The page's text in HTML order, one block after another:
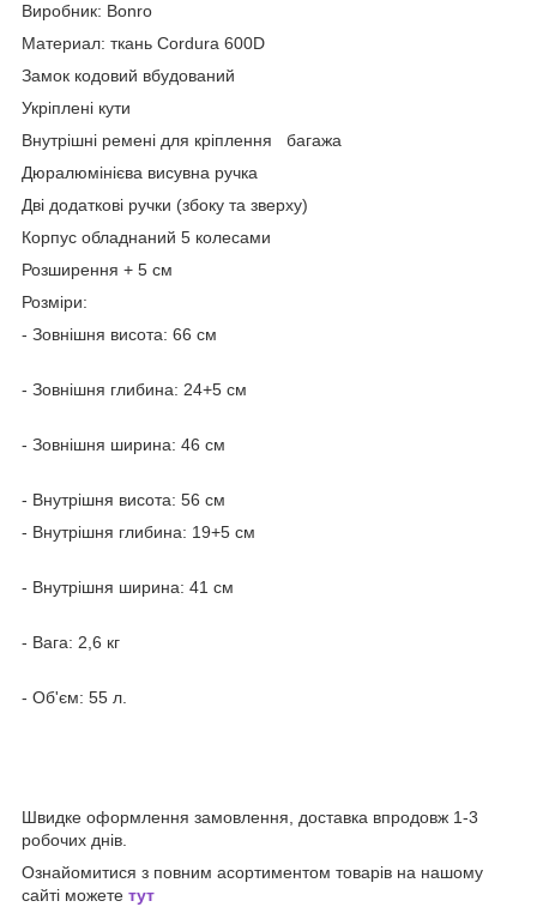
Виробник: Bonro
Материал: ткань Cordura 600D
Замок кодовий вбудований
Укріплені кути
Внутрішні ремені для кріплення багажа
Дюралюмінієва висувна ручка
Дві додаткові ручки (збоку та зверху)
Корпус обладнаний 5 колесами
Розширення + 5 см
Розміри:
- Зовнішня висота: 66 см
- Зовнішня глибина: 24+5 см
- Зовнішня ширина: 46 см
- Внутрішня висота: 56 см
- Внутрішня глибина: 19+5 см
- Внутрішня ширина: 41 см
- Вага: 2,6 кг
- Об'єм: 55 л.
Швидке оформлення замовлення, доставка впродовж 1-3
робочих днів.
Ознайомитися з повним асортиментом товарів на нашому
сайті можете тут